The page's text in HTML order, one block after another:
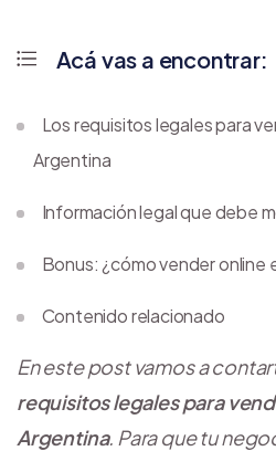
En este post vamos a
requisitos legales para
Argentina. Para que tu
Acá vas a encontrar:
Los requisitos legales para
Argentina
Información legal que debe
Bonus: ¿cómo vender online
Contenido relacionado